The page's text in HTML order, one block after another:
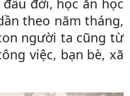
đời, học ăn học
theo năm tháng,
người ta cũng từ
việc, bạn bè, xã